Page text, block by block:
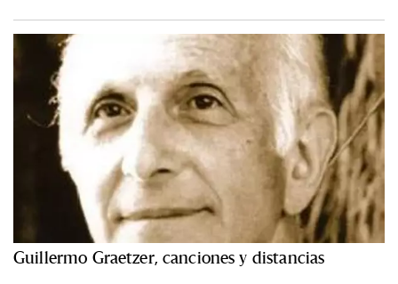
Guillermo Graetzer, canciones y distancias